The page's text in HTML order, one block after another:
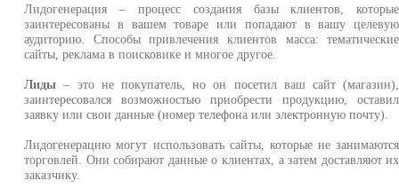
Лидогенерация – процесс создания базы клиентов, которые
заинтересованы в вашем товаре или попадают в вашу целевую
аудиторию. Способы привлечения клиентов масса: тематические
сайты, реклама в поисковике и многое другое.
Лиды – это не покупатель, но он посетил ваш сайт (магазин),
заинтересовался возможностью приобрести продукцию, оставил
заявку или свои данные (номер телефона или электронную почту).
Лидогенерацию могут использовать сайты, которые не занимаются
торговлей. Они собирают данные о клиентах, а затем доставляют их
заказчику.